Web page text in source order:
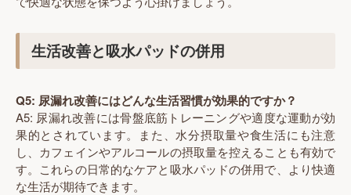
生活改善と吸水パッドの併用
Q5: 尿漏れ改善にはどんな生活習慣が効果的ですか？
A5: 尿漏れ改善には骨盤底筋トレーニングや適度な運動が効
果的とされています。また、水分摂取量や食生活にも注意
し、カフェインやアルコールの摂取量を控えることも有効で
す。これらの日常的なケアと吸水パッドの併用で、より快適
な生活が期待できます。